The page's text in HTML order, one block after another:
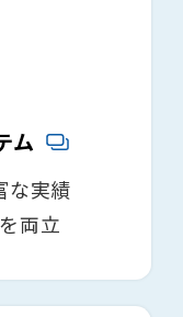
ム
な実績
両立